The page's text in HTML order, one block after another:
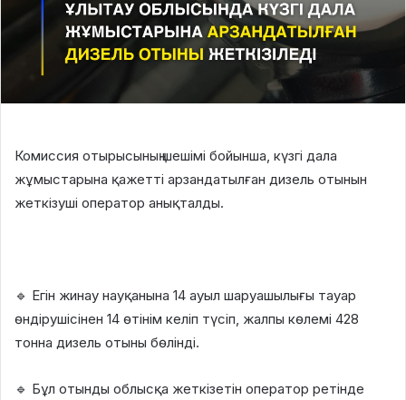
Комиссия отырысының шешімі бойынша, күзгі дала
жұмыстарына қажетті арзандатылған дизель отынын
жеткізуші оператор анықталды.
🔹 Егін жинау науқанына 14 ауыл шаруашылығы тауар
өндірушісінен 14 өтінім келіп түсіп, жалпы көлемі 428
тонна дизель отыны бөлінді.
🔹 Бұл отынды облысқа жеткізетін оператор ретінде